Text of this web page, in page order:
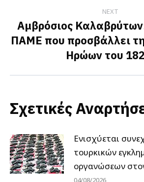
NEXT
Next
post:
Αμβρόσιος
ΠΑΜΕ που προσβάλλει
Ηρώων του
Σχετικές
Ενισχύεται
τουρκικών
οργανώσεων
04/08/2026